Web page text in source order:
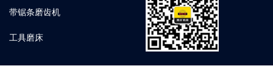
带锯条磨齿机
工具磨床